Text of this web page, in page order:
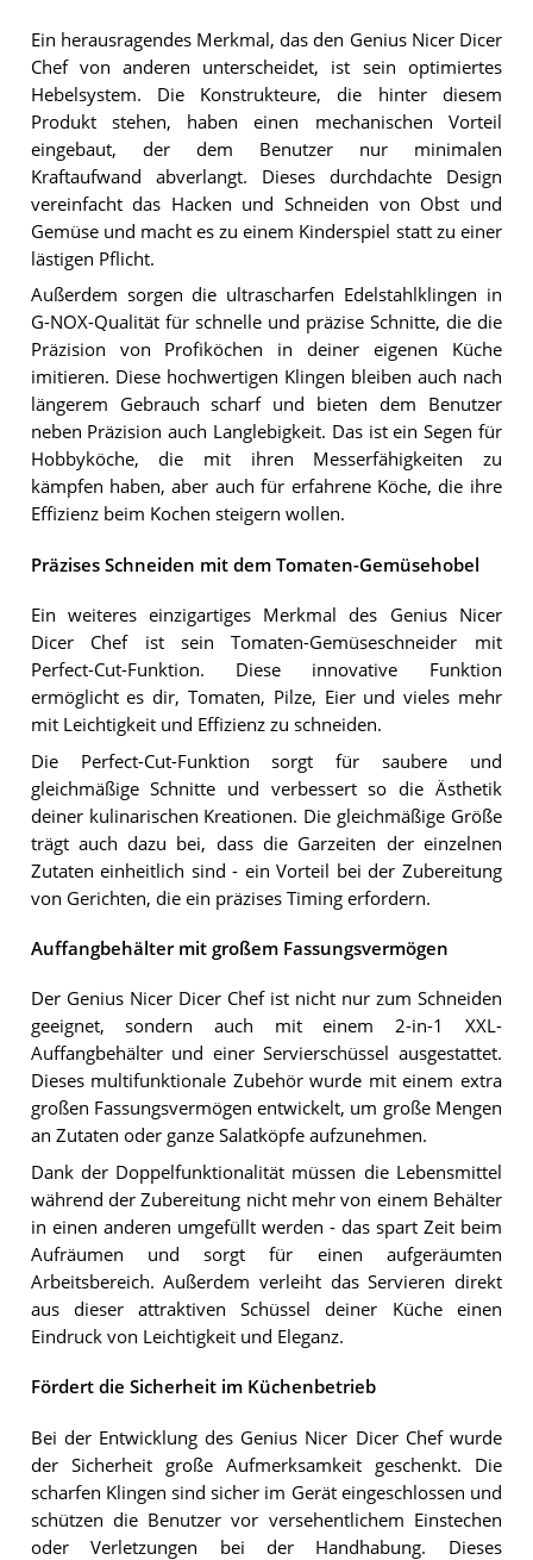
Ein herausragendes Merkmal, das den Genius Nicer Dicer
Chef von anderen unterscheidet, ist sein optimiertes
Hebelsystem. Die Konstrukteure, die hinter diesem
Produkt stehen, haben einen mechanischen Vorteil
eingebaut, der dem Benutzer nur minimalen
Kraftaufwand abverlangt. Dieses durchdachte Design
vereinfacht das Hacken und Schneiden von Obst und
Gemüse und macht es zu einem Kinderspiel statt zu einer
lästigen Pflicht.
Außerdem sorgen die ultrascharfen Edelstahlklingen in
G-NOX-Qualität für schnelle und präzise Schnitte, die die
Präzision von Profiköchen in deiner eigenen Küche
imitieren. Diese hochwertigen Klingen bleiben auch nach
längerem Gebrauch scharf und bieten dem Benutzer
neben Präzision auch Langlebigkeit. Das ist ein Segen für
Hobbyköche, die mit ihren Messerfähigkeiten zu
kämpfen haben, aber auch für erfahrene Köche, die ihre
Effizienz beim Kochen steigern wollen.
Präzises Schneiden mit dem Tomaten-Gemüsehobel
Ein weiteres einzigartiges Merkmal des Genius Nicer
Dicer Chef ist sein Tomaten-Gemüseschneider mit
Perfect-Cut-Funktion. Diese innovative Funktion
ermöglicht es dir, Tomaten, Pilze, Eier und vieles mehr
mit Leichtigkeit und Effizienz zu schneiden.
Die Perfect-Cut-Funktion sorgt für saubere und
gleichmäßige Schnitte und verbessert so die Ästhetik
deiner kulinarischen Kreationen. Die gleichmäßige Größe
trägt auch dazu bei, dass die Garzeiten der einzelnen
Zutaten einheitlich sind - ein Vorteil bei der Zubereitung
von Gerichten, die ein präzises Timing erfordern.
Auffangbehälter mit großem Fassungsvermögen
Der Genius Nicer Dicer Chef ist nicht nur zum Schneiden
geeignet, sondern auch mit einem 2-in-1 XXL-
Auffangbehälter und einer Servierschüssel ausgestattet.
Dieses multifunktionale Zubehör wurde mit einem extra
großen Fassungsvermögen entwickelt, um große Mengen
an Zutaten oder ganze Salatköpfe aufzunehmen.
Dank der Doppelfunktionalität müssen die Lebensmittel
während der Zubereitung nicht mehr von einem Behälter
in einen anderen umgefüllt werden - das spart Zeit beim
Aufräumen und sorgt für einen aufgeräumten
Arbeitsbereich. Außerdem verleiht das Servieren direkt
aus dieser attraktiven Schüssel deiner Küche einen
Eindruck von Leichtigkeit und Eleganz.
Fördert die Sicherheit im Küchenbetrieb
Bei der Entwicklung des Genius Nicer Dicer Chef wurde
der Sicherheit große Aufmerksamkeit geschenkt. Die
scharfen Klingen sind sicher im Gerät eingeschlossen und
schützen die Benutzer vor versehentlichem Einstechen
oder Verletzungen bei der Handhabung. Dieses